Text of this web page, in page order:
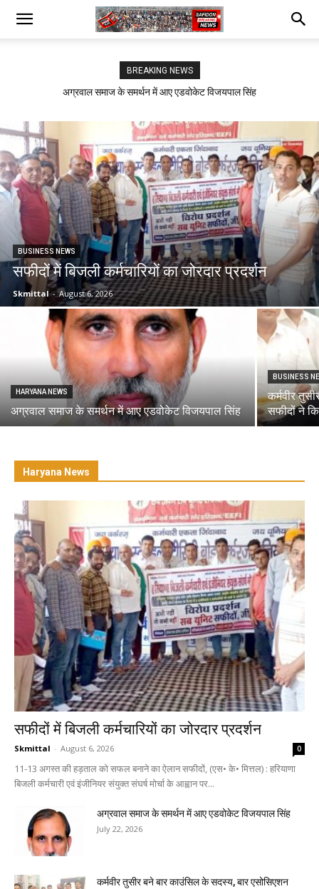
BREAKING NEWS
अग्रवाल समाज के समर्थन में आए एडवोकेट विजयपाल सिंह
कर्मवीर तुसीर बने बार काउंसिल के सदस्य, बार एसोसिएशन सफीदों ने किया भव्य स्वागत
BUSINESS NEWS
सफीदों में बिजली कर्मचारियों का जोरदार प्रदर्शन
Skmittal - August 6, 2026
HARYANA NEWS
अग्रवाल समाज के समर्थन में आए एडवोकेट विजयपाल सिंह
BUSINESS
कर्मवीर
सफीदों ने
Haryana News
सफीदों में बिजली कर्मचारियों का जोरदार प्रदर्शन
Skmittal - August 6, 2026 0
11-13 अगस्त की हड़ताल को सफल बनाने का ऐलान सफीदों, (एस• के• मित्तल) : हरियाणा
बिजली कर्मचारी एवं इंजीनियर संयुक्त संघर्ष मोर्चा के आह्वान पर...
अग्रवाल समाज के समर्थन में आए एडवोकेट विजयपाल सिंह
July 22, 2026
कर्मवीर तुसीर बने बार काउंसिल के सदस्य, बार एसोसिएशन